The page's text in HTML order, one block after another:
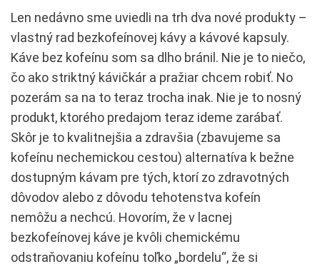
Len nedávno sme uviedli na trh dva nové produkty –
vlastný rad bezkofeínovej kávy a kávové kapsuly.
Káve bez kofeínu som sa dlho bránil. Nie je to niečo,
čo ako striktný kávičkár a pražiar chcem robiť. No
pozerám sa na to teraz trocha inak. Nie je to nosný
produkt, ktorého predajom teraz ideme zarábať.
Skôr je to kvalitnejšia a zdravšia (zbavujeme sa
kofeínu nechemickou cestou) alternatíva k bežne
dostupným kávam pre tých, ktorí zo zdravotných
dôvodov alebo z dôvodu tehotenstva kofeín
nemôžu a nechcú. Hovorím, že v lacnej
bezkofeínovej káve je kvôli chemickému
odstraňovaniu kofeínu toľko „bordelu“, že si